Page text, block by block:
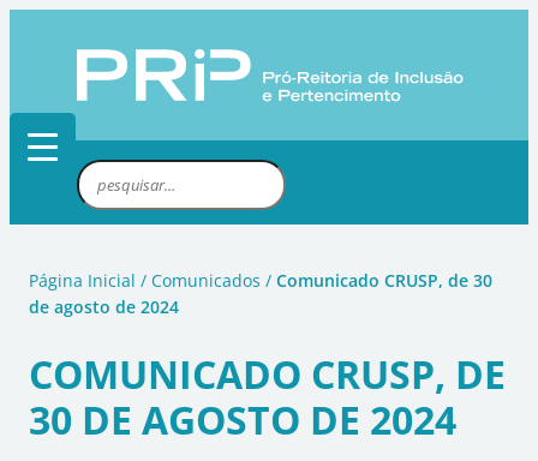
conteúdo
P
e
s
u
a
Página Inicial / Comunicados / Comunicado CRUSP, de 30
de agosto de 2024
COMUNICADO CRUSP, DE
30 DE AGOSTO DE 2024